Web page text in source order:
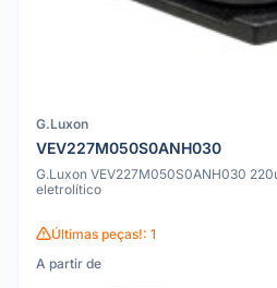
G.Luxon
VEV227M050S0ANH030
G.Luxon VEV227M050S0ANH030
eletrolítico
Últimas peças!: 1
A partir de